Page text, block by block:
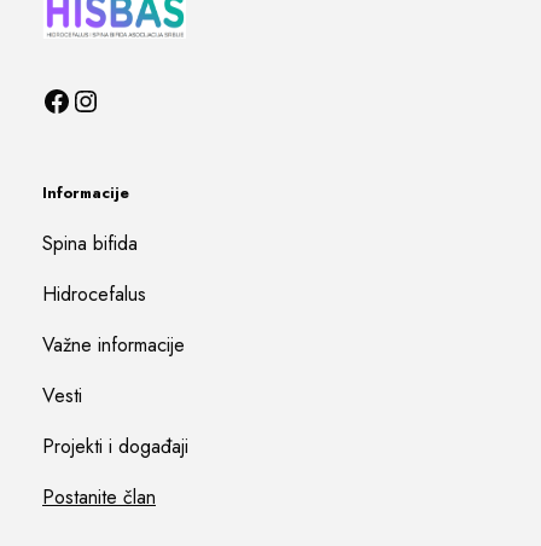
Informacije
Spina bifida
Hidrocefalus
Važne informacije
Vesti
Projekti i događaji
Postanite član